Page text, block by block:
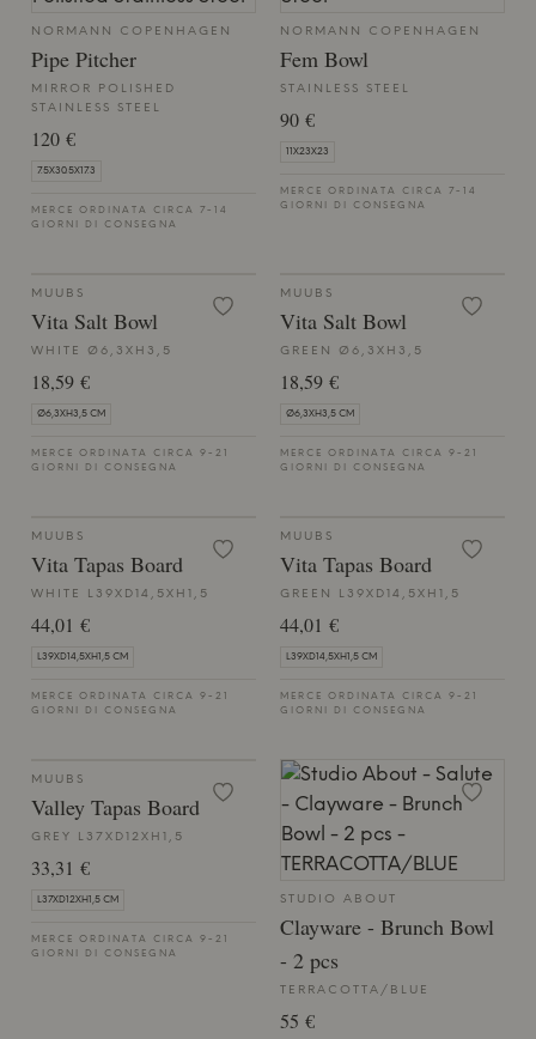
NORMANN COPENHAGEN
Pipe Pitcher
MIRROR POLISHED
STAINLESS STEEL
120 €
7.5X30.5X17.3
MERCE ORDINATA CIRCA 7-14
GIORNI DI CONSEGNA
NORMANN COPENHAGEN
Fem Bowl
STAINLESS STEEL
90 €
11X23X23
MERCE ORDINATA CIRCA 7-14
GIORNI DI CONSEGNA
MUUBS
Vita Salt Bowl
WHITE Ø6,3XH3,5
18,59 €
Ø6,3XH3,5 CM
MERCE ORDINATA CIRCA 9-21
GIORNI DI CONSEGNA
MUUBS
Vita Salt Bowl
GREEN Ø6,3XH3,5
18,59 €
Ø6,3XH3,5 CM
MERCE ORDINATA CIRCA 9-21
GIORNI DI CONSEGNA
MUUBS
Vita Tapas Board
WHITE L39XD14,5XH1,5
44,01 €
L39XD14,5XH1,5 CM
MERCE ORDINATA CIRCA 9-21
GIORNI DI CONSEGNA
MUUBS
Vita Tapas Board
GREEN L39XD14,5XH1,5
44,01 €
L39XD14,5XH1,5 CM
MERCE ORDINATA CIRCA 9-21
GIORNI DI CONSEGNA
MUUBS
Valley Tapas Board
GREY L37XD12XH1,5
33,31 €
L37XD12XH1,5 CM
MERCE ORDINATA CIRCA 9-21
GIORNI DI CONSEGNA
STUDIO ABOUT
Clayware - Brunch Bowl
- 2 pcs
TERRACOTTA/BLUE
55 €